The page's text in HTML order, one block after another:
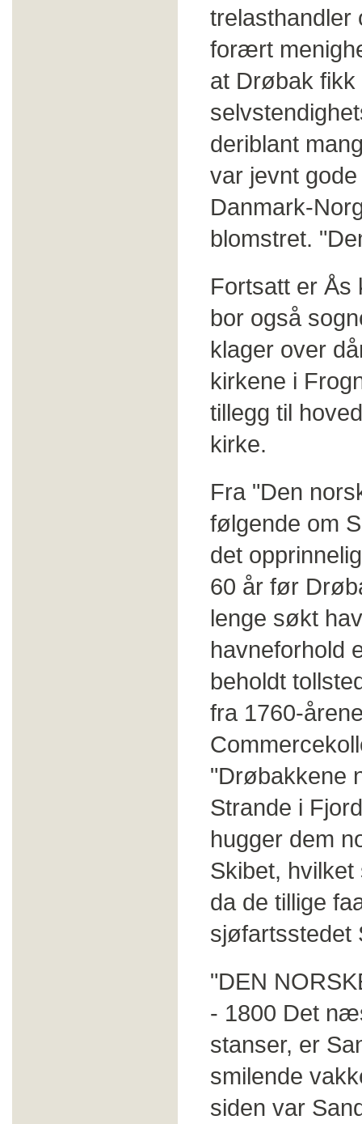
trelasthandler
forært
at Drøbak fikk
deriblant
var jevnt
Danmark-
blomstret.
Fortsatt er Ås
bor også
klager over
kirkene i
tillegg til
kirke.
Fra "Den
følgende om
det
60 år før
lenge søkt
havneforhold
beholdt
fra 1760-
"Drøbakkene
Strande i
hugger dem
Skibet,
da de tillige
sjøfartsstedet
"DEN
- 1800 Det
stanser, er
smilende
siden var